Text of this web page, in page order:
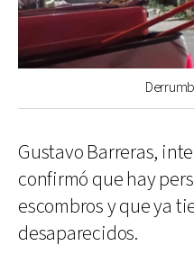
Gustavo Barreras,
confirmó que hay
escombros y que ya
desaparecidos.